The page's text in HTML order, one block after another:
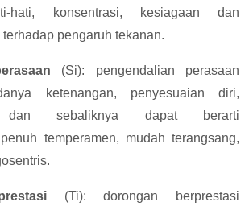
hati, konsentrasi, kesiagaan dan
pengaruh tekanan.
(Si): pengendalian perasaan
ketenangan, penyesuaian diri,
dan sebaliknya dapat berarti
temperamen, mudah terangsang,
(Ti): dorongan berprestasi